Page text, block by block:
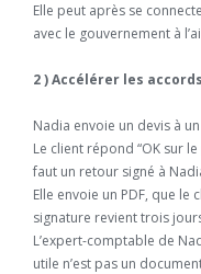
Elle peut après se
avec le gouvernement à
2 ) Accélérer les
Nadia envoie un devis à
Le client répond “OK sur
faut un retour signé à
Elle envoie un PDF, que
signature revient trois
L’expert-comptable de
utile n’est pas un